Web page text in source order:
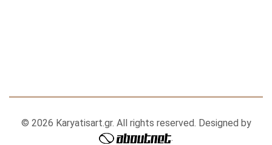
© 2026 Karyatisart.gr. All rights reserved. Designed by
.